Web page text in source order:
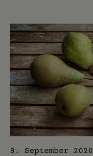
8. September 2020